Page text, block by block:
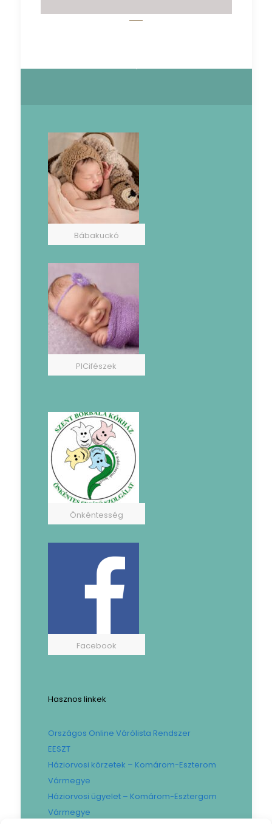
Bábakuckó
PICifészek
Önkéntesség
Facebook
Hasznos linkek
Országos Online Várólista Rendszer
EESZT
Háziorvosi körzetek – Komárom-Eszterom
Vármegye
Háziorvosi ügyelet – Komárom-Esztergom
Vármegye